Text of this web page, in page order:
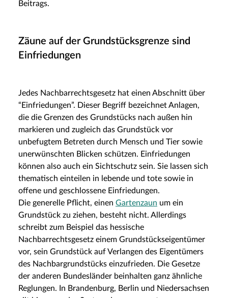
Beitrags.
Zäune auf der Grundstücksgrenze sind
Einfriedungen
Jedes Nachbarrechtsgesetz hat einen Abschnitt über
“Einfriedungen”. Dieser Begriff bezeichnet Anlagen,
die die Grenzen des Grundstücks nach außen hin
markieren und zugleich das Grundstück vor
unbefugtem Betreten durch Mensch und Tier sowie
unerwünschten Blicken schützen. Einfriedungen
können also auch ein Sichtschutz sein. Sie lassen sich
thematisch einteilen in lebende und tote sowie in
offene und geschlossene Einfriedungen.
Die generelle Pflicht, einen Gartenzaun um ein
Grundstück zu ziehen, besteht nicht. Allerdings
schreibt zum Beispiel das hessische
Nachbarrechtsgesetz einem Grundstückseigentümer
vor, sein Grundstück auf Verlangen des Eigentümers
des Nachbargrundstücks einzufrieden. Die Gesetze
der anderen Bundesländer beinhalten ganz ähnliche
Reglungen. In Brandenburg, Berlin und Niedersachsen